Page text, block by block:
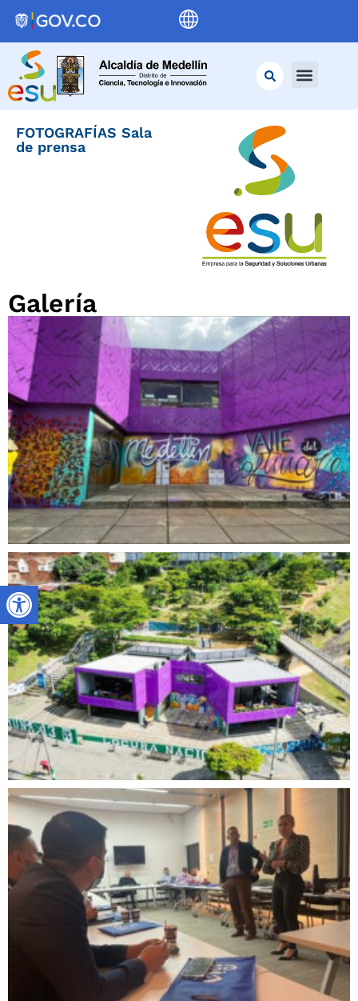
FOTOGRAFÍAS Sala
de prensa
Galería